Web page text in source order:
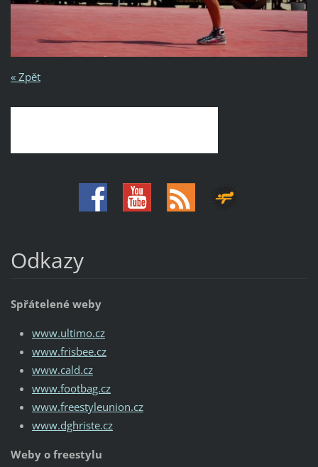
« Zpět
Odkazy
Spřátelené weby
www.ultimo.cz
www.frisbee.cz
www.cald.cz
www.footbag.cz
www.freestyleunion.cz
www.dghriste.cz
Weby o freestylu